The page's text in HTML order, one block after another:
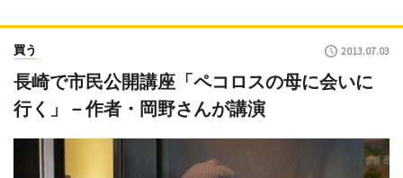
買う 2013.07.03
長崎で市民公開講座「ペコロスの母に会いに
行く」－作者・岡野さんが講演